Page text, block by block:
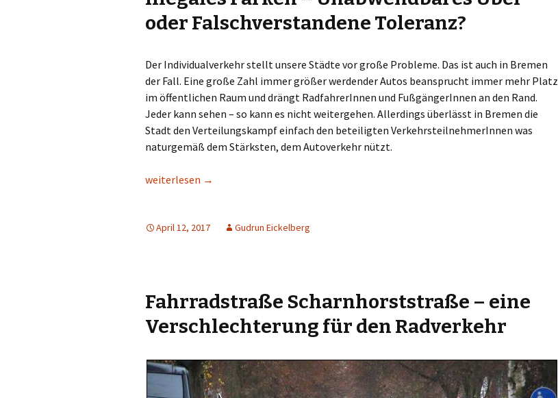
oder Falschverstandene Toleranz?
Der Individualverkehr stellt unsere Städte vor große Probleme. Das ist auch in Bremen
der Fall. Eine große Zahl immer größer werdender Autos beansprucht immer mehr Platz
im öffentlichen Raum und drängt RadfahrerInnen und FußgängerInnen an den Rand.
Jeder kann sehen – so kann es nicht weitergehen. Allerdings überlässt in Bremen die
Stadt den Verteilungskampf einfach den beteiligten VerkehrsteilnehmerInnen was
naturgemäß dem Stärksten, dem Autoverkehr nützt.
Illegales Parken – Unabwendbares Übel oder Falschverstandene Toleranz?
weiterlesen →
April 12, 2017 Gudrun Eickelberg
Fahrradstraße Scharnhorststraße – eine
Verschlechterung für den Radverkehr